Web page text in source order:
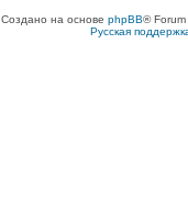
Создано на основе phpBB®
Русская